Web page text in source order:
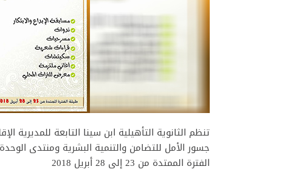
تنظم الثانوية التأهيلية ابن سينا التابعة للمديرية
جسور الأمل للتضامن والتنمية البشرية ومنتدى
الفترة الممتدة من 23 إلى 28 أبريل 2018